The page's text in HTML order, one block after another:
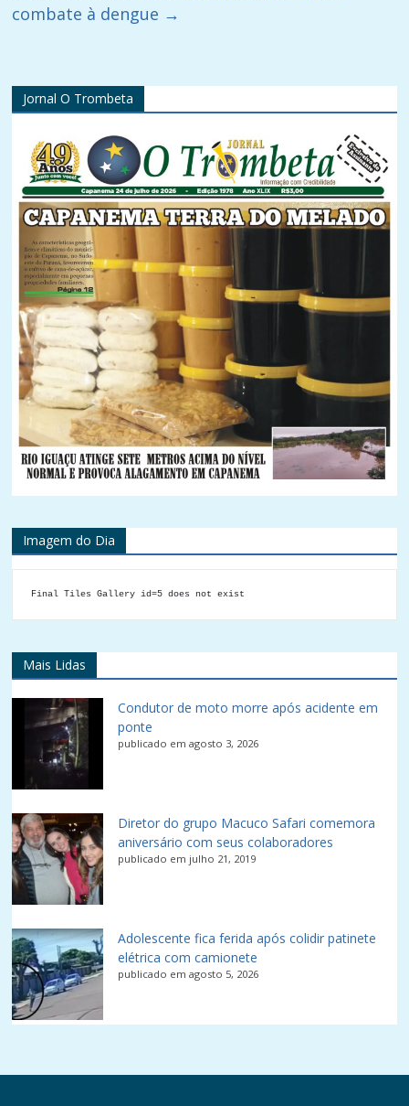
combate à dengue →
Jornal O Trombeta
Imagem do Dia
Final Tiles Gallery id=5 does not exist
Mais Lidas
Condutor de moto morre após acidente em
ponte
publicado em agosto 3, 2026
Diretor do grupo Macuco Safari comemora
aniversário com seus colaboradores
publicado em julho 21, 2019
Adolescente fica ferida após colidir patinete
elétrica com camionete
publicado em agosto 5, 2026